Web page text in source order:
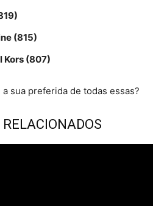
(815)
Kors (807)
a sua preferida de todas essas?
RELACIONADOS